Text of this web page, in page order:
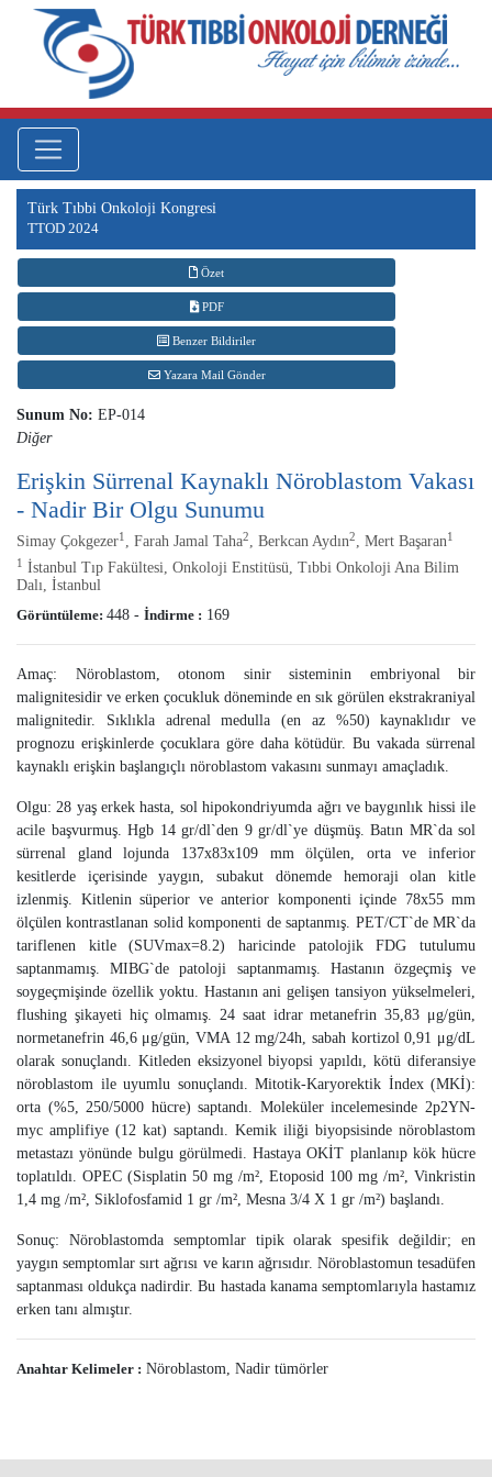
Türk Tıbbi Onkoloji Kongresi
TTOD 2024
Özet
PDF
Benzer Bildiriler
Yazara Mail Gönder
Sunum No: EP-014
Diğer
Erişkin Sürrenal Kaynaklı Nöroblastom Vakası
- Nadir Bir Olgu Sunumu
Simay Çokgezer1 , Farah Jamal Taha2 , Berkcan Aydın2 , Mert Başaran1
1
İstanbul Tıp Fakültesi, Onkoloji Enstitüsü, Tıbbi Onkoloji Ana Bilim
Dalı, İstanbul
Görüntüleme: 448 - İndirme : 169
Amaç: Nöroblastom, otonom sinir sisteminin embriyonal bir
malignitesidir ve erken çocukluk döneminde en sık görülen ekstrakraniyal
malignitedir. Sıklıkla adrenal medulla (en az %50) kaynaklıdır ve
prognozu erişkinlerde çocuklara göre daha kötüdür. Bu vakada sürrenal
kaynaklı erişkin başlangıçlı nöroblastom vakasını sunmayı amaçladık.
Olgu: 28 yaş erkek hasta, sol hipokondriyumda ağrı ve baygınlık hissi ile
acile başvurmuş. Hgb 14 gr/dl`den 9 gr/dl`ye düşmüş. Batın MR`da sol
sürrenal gland lojunda 137x83x109 mm ölçülen, orta ve inferior
kesitlerde içerisinde yaygın, subakut dönemde hemoraji olan kitle
izlenmiş. Kitlenin süperior ve anterior komponenti içinde 78x55 mm
ölçülen kontrastlanan solid komponenti de saptanmış. PET/CT`de MR`da
tariflenen kitle (SUVmax=8.2) haricinde patolojik FDG tutulumu
saptanmamış. MIBG`de patoloji saptanmamış. Hastanın özgeçmiş ve
soygeçmişinde özellik yoktu. Hastanın ani gelişen tansiyon yükselmeleri,
flushing şikayeti hiç olmamış. 24 saat idrar metanefrin 35,83 μg/gün,
normetanefrin 46,6 μg/gün, VMA 12 mg/24h, sabah kortizol 0,91 μg/dL
olarak sonuçlandı. Kitleden eksizyonel biyopsi yapıldı, kötü diferansiye
nöroblastom ile uyumlu sonuçlandı. Mitotik-Karyorektik İndex (MKİ):
orta (%5, 250/5000 hücre) saptandı. Moleküler incelemesinde 2p2YN-
myc amplifiye (12 kat) saptandı. Kemik iliği biyopsisinde nöroblastom
metastazı yönünde bulgu görülmedi. Hastaya OKİT planlanıp kök hücre
toplatıldı. OPEC (Sisplatin 50 mg /m², Etoposid 100 mg /m², Vinkristin
1,4 mg /m², Siklofosfamid 1 gr /m², Mesna 3/4 X 1 gr /m²) başlandı.
Sonuç: Nöroblastomda semptomlar tipik olarak spesifik değildir; en
yaygın semptomlar sırt ağrısı ve karın ağrısıdır. Nöroblastomun tesadüfen
saptanması oldukça nadirdir. Bu hastada kanama semptomlarıyla hastamız
erken tanı almıştır.
Anahtar Kelimeler : Nöroblastom, Nadir tümörler